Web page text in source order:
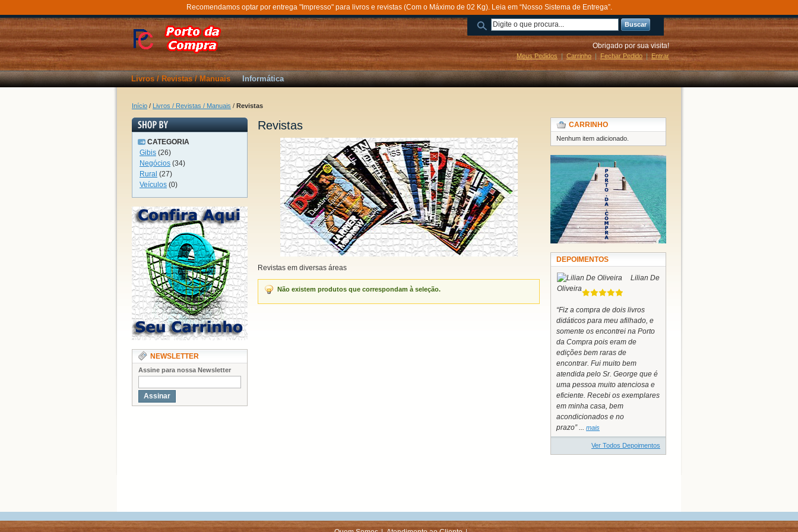
Recomendamos optar por entrega "Impresso" para livros e revistas (Com o Máximo de 02 Kg). Leia em “Nosso Sistema de Entrega”.
Buscar
Obrigado por sua visita!
Meus Pedidos Carrinho Fechar Pedido Entrar
Livros / Revistas / Manuais Informática
Início / Livros / Revistas / Manuais / Revistas
Revistas
Revistas em diversas áreas
Não existem produtos que correspondam à seleção.
CATEGORIA
Gibis (26)
Negócios (34)
Rural (27)
Veículos (0)
NEWSLETTER
Assine para nossa Newsletter
Assinar
CARRINHO
Nenhum item adicionado.
DEPOIMENTOS
Lilian De
Oliveira
“Fiz a compra de dois livros
didáticos para meu afilhado, e
somente os encontrei na Porto
da Compra pois eram de
edições bem raras de
encontrar. Fui muito bem
atendida pelo Sr. George que é
uma pessoa muito atenciosa e
eficiente. Recebi os exemplares
em minha casa, bem
acondicionados e no
prazo” ... mais
Ver Todos Depoimentos